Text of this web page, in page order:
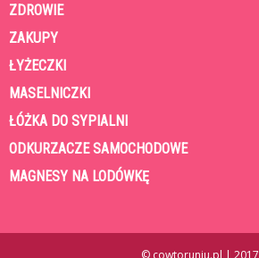
ZDROWIE
ZAKUPY
ŁYŻECZKI
MASELNICZKI
ŁÓŻKA DO SYPIALNI
ODKURZACZE SAMOCHODOWE
MAGNESY NA LODÓWKĘ